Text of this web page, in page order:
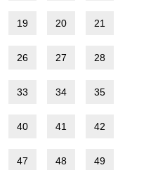
19 20 21
26 27 28
33 34 35
40 41 42
47 48 49